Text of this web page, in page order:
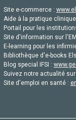
Site e-commerce :
Aide à la pratique
Portail pour les
Site d'information sur
E-learning pour les
Bibliothèque d'e-books
Blog special IFSI :
Suivez notre actualité
Site d'emploi en santé :